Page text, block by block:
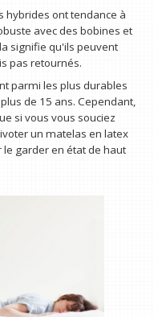
hybrides ont tendance à
avec des bobines et
signifie qu'ils peuvent
pas retournés.
parmi les plus durables
de 15 ans. Cependant,
si vous vous souciez
un matelas en latex
garder en état de haut